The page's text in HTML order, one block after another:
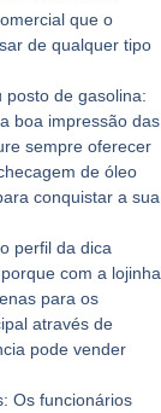
que o
de qualquer tipo
posto de gasolina:
boa impressão das
sempre oferecer
de óleo
conquistar a sua
perfil da dica
com a lojinha
para os
através de
pode vender
Os funcionários